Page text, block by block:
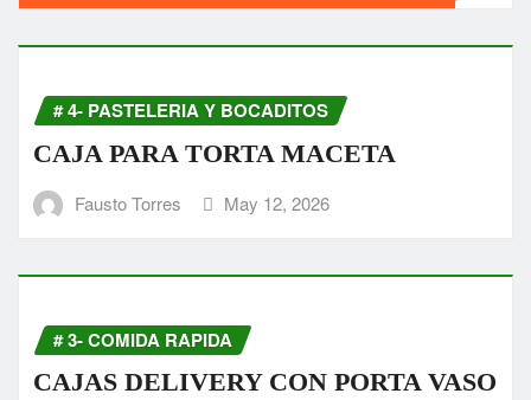
# 4- PASTELERIA Y BOCADITOS
CAJA PARA TORTA MACETA
Fausto Torres May 12, 2026
# 3- COMIDA RAPIDA
CAJAS DELIVERY CON PORTA VASO